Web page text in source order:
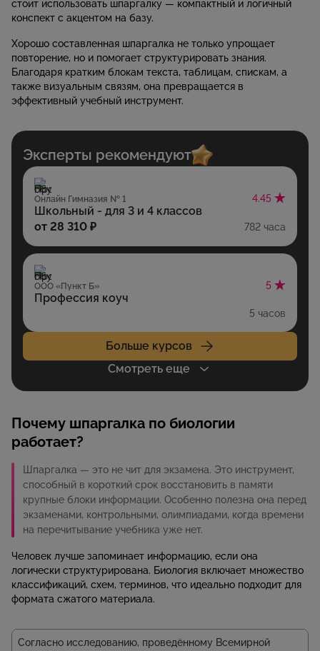
стоит использовать шпаргалку — компактный и логичный
конспект с акцентом на базу.
Хорошо составленная шпаргалка не только упрощает
повторение, но и помогает структурировать знания.
Благодаря кратким блокам текста, таблицам, спискам, а
также визуальным связям, она превращается в
эффективный учебный инструмент.
Эксперты рекомендуют
Онлайн Гимназия № 1 4.45
Школьный - для 3 и 4 классов
от 28 310 ₽
782 часа
ООО «Пункт Б» 5
Профессия коуч
5 часов
Больше курсов
Смотреть еще
Почему шпаргалка по биологии
работает?
Шпаргалка — это не чит для экзамена. Это инструмент,
способный в короткий срок восстановить в памяти
крупные блоки информации. Особенно полезна она перед
экзаменами, контрольными, олимпиадами, когда времени
на перечитывание учебника уже нет.
Человек лучше запоминает информацию, если она
логически структурирована. Биология включает множество
классификаций, схем, терминов, что идеально подходит для
формата сжатого материала.
Согласно исследованию, проведённому Всемирной